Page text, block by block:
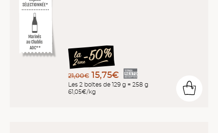
SÉLECTIONNÉE*
Marinés
au Chablis
AOC**
21,00€ 15,75€
Les 2 boîtes de 129 g = 258 g
61,05€/kg